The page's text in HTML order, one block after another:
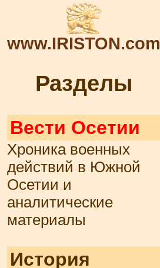
www.IRISTON.com
Разделы
Вести Осетии
Хроника военных
действий в Южной
Осетии и
аналитические
материалы
История